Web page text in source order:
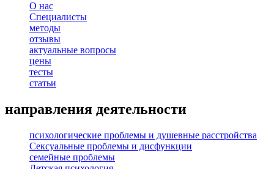
О нас
Специалисты
методы
отзывы
актуальные вопросы
цены
тесты
статьи
направления деятельности
психологические проблемы и душевные расстройства
Сексуальные проблемы и дисфункции
семейные проблемы